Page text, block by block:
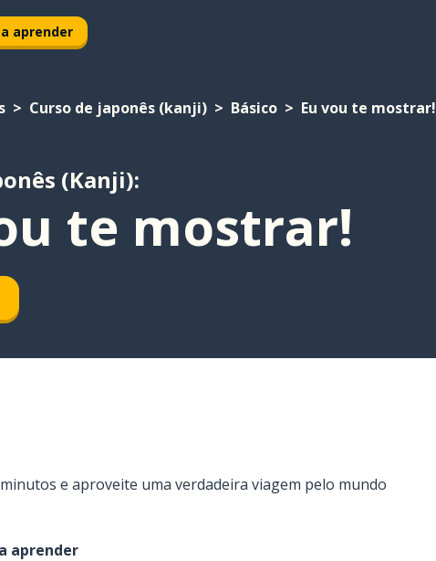
aprender
Curso de japonês (kanji) Básico Eu vou te mostrar!
(Kanji):
te mostrar!
e aproveite uma verdadeira viagem pelo mundo
aprender